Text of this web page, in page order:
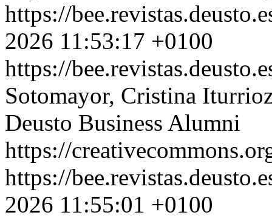
https://
2026 11:53:17 +0100
https://
Sotomayor, Cristina
Deusto Business Alumni
https://
https://
2026 11:55:01 +0100